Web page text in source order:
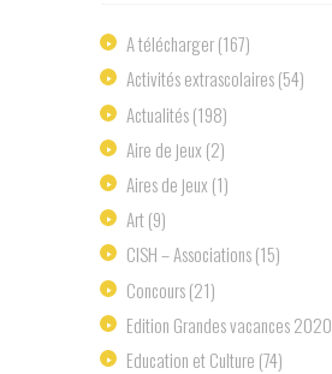
A télécharger(167)
Activités extrascolaires(54)
Actualités(198)
Aire de jeux (2)
Aires de jeux (1)
Art(9)
ClSH – Associations(15)
Concours(21)
Edition Grandes vacances 2020
Education et Culture (74)